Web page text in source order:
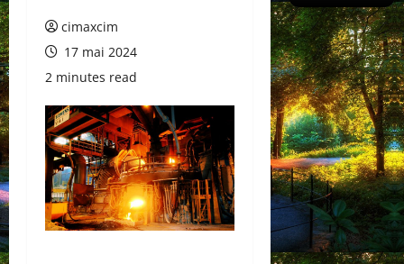
cimaxcim
17 mai 2024
2 minutes read